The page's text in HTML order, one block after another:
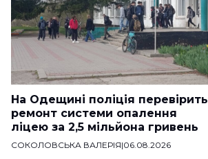
На Одещині поліція перевірить
ремонт системи опалення
ліцею за 2,5 мільйона гривень
СОКОЛОВСЬКА ВАЛЕРІЯ|06.08.2026